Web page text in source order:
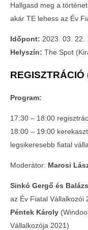
FIVOSZ-
trükkök, titkok
2023-
Teltházas
a Continental
2023-
03-07
Hallgasd meg a
akár TE lehess az Év
Időpont: 2023. 03. 22.
Helyszín: The Spot
Program:
17:30 – 18:00
18:00 – 19:00
legsikeresebb fiatal
Moderátor: Marosi
Sinkó Gergő és
az Év Fiatal Vállalkozói
Péntek Károly
Vállalkozója 2021)